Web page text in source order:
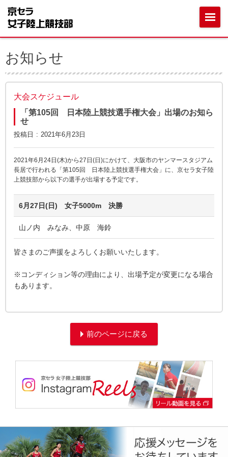
お知らせ
大会スケジュール
「第105回 日本陸上競技選手権大会」出場のお知ら
せ
投稿日 2021年6月23日
2021年6月24日(木)から27日(日)にかけて、大阪市のヤンマースタジアム
長居で行われる「第105回 日本陸上競技選手権大会」に、京セラ女子陸
上競技部から以下の選手が出場する予定です。
6月27日(日) 女子5000m 決勝
山ノ内 みなみ、中原 海鈴
皆さまのご声援をよろしくお願いいたします。
※コンディション等の理由により、出場予定が変更になる場合
もあります。
前のページに戻る